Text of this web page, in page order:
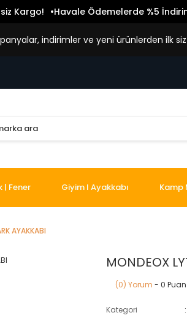
Kargo! Havale Ödemelerde %5
indirimler ve yeni ürünlerden ilk
| Fener Giyim I Ayakkabı Kamp
AYAKKABI
MONDEOX
(0) Yorum - 0 Puan
Kategori